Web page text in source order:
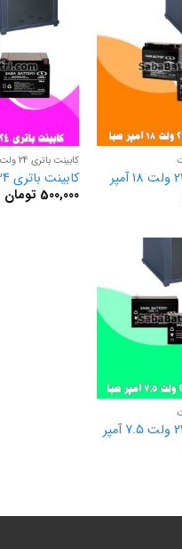
کابینت باتری 24 ولت
کابینت باتری 24 ولت 28 آمپر
500,000 تومان